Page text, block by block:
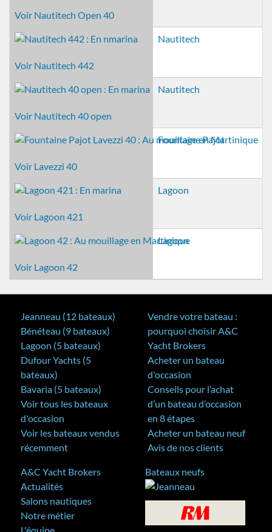
Voir Nautitech Open 40
Voir Nautitech 442
Nautitech
Voir Nautitech 40 open
Nautitech
Voir Lavezzi 40
Fountaine Pajot
Voir Lagoon 421
Lagoon
Voir Lagoon 42
Lagoon
Jeanneau (12 bateaux)
Bénéteau (9 bateaux)
Lagoon (5 bateaux)
Dufour Yachts (5
bateaux)
Bavaria (5 bateaux)
Voir tous les bateaux
d'occasion
Voir les bateaux vendus
récemment
Vendre votre bateau :
pourquoi choisir A&C
Yacht Brokers
Acheter un bateau
d'occasion
Conseils pour l’achat
d’un bateau d’occasion
en 8 étapes
Acheter un bateau neuf
Avis de nos clients
A&C Yacht Brokers
Actualités
Salons nautiques
Notre métier
Bateaux neufs